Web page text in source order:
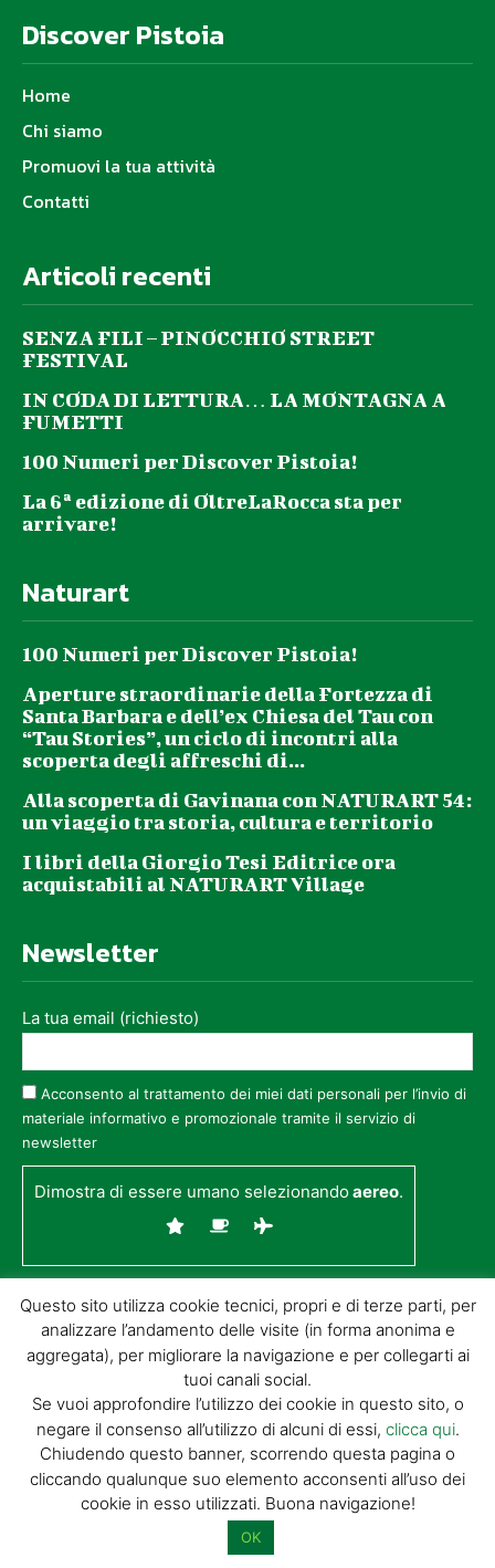
Discover Pistoia
Home
Chi siamo
Promuovi la tua attività
Contatti
Articoli recenti
SENZA FILI – PINOCCHIO STREET
FESTIVAL
IN CODA DI LETTURA… LA MONTAGNA A
FUMETTI
100 Numeri per Discover Pistoia!
La 6ª edizione di OltreLaRocca sta per
arrivare!
Naturart
100 Numeri per Discover Pistoia!
Aperture straordinarie della Fortezza di
Santa Barbara e dell’ex Chiesa del Tau con
“Tau Stories”, un ciclo di incontri alla
scoperta degli affreschi di...
Alla scoperta di Gavinana con NATURART 54:
un viaggio tra storia, cultura e territorio
I libri della Giorgio Tesi Editrice ora
acquistabili al NATURART Village
Newsletter
La tua email (richiesto)
Acconsento al trattamento dei miei dati personali per l’invio di
materiale informativo e promozionale tramite il servizio di
newsletter
Dimostra di essere umano selezionandoaereo.
© GIORGIO TESI EDITRICE S.R.L. | P.IVA
01732650476 | VIA DI BADIA 14 – 51100 LOC.
BOTTEGONE (PISTOIA) |POWERED BY
ALLYMIND
Cookie Policy
Condizioni
di vendita|Site Map
Questo sito utilizza cookie tecnici, propri e di terze parti, per
analizzare l’andamento delle visite (in forma anonima e
aggregata), per migliorare la navigazione e per collegarti ai
tuoi canali social.
Se vuoi approfondire l’utilizzo dei cookie in questo sito, o
negare il consenso all’utilizzo di alcuni di essi, clicca qui.
Chiudendo questo banner, scorrendo questa pagina o
cliccando qualunque suo elemento acconsenti all’uso dei
cookie in esso utilizzati. Buona navigazione!
OK